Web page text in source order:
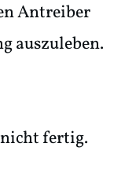
Antreiber
auszuleben.
fertig.